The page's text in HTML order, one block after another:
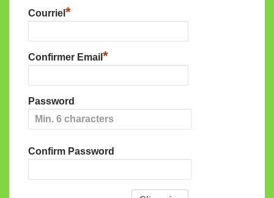
Courriel *
Confirmer Email *
Password
Confirm Password